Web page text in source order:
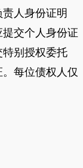
人身份证明
交个人身份证
别授权委托
每位债权人仅